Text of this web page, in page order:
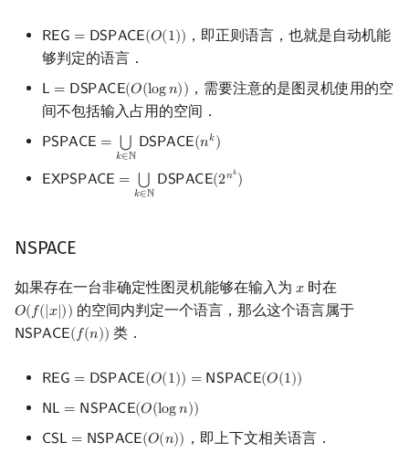
𝖱𝖤𝖦 = 𝖣𝖲𝖯𝖠𝖢𝖤(𝑂(1))
REG=DSPACE(O(1))
，即正则语言，也就是自动机能
够判定的语言．
𝖫 = 𝖣𝖲𝖯𝖠𝖢𝖤(𝑂(log𝑛))
L =DSPACE(O(logn))
，需要注意的是图灵机使用的空
间不包括输入占用的空间．
𝖯𝖲𝖯𝖠𝖢𝖤 = ⋃
𝑘∈ℕ
𝖣𝖲𝖯𝖠𝖢𝖤(𝑛𝑘)
PSPACE= ⋃k ∈N DSPACE(nk)
𝖤𝖷𝖯𝖲𝖯𝖠𝖢𝖤 = ⋃
𝑘∈ℕ
𝖣𝖲𝖯𝖠𝖢𝖤(2𝑛𝑘)
EXPSPACE= ⋃k ∈N DSPACE(2nk
NSPACE
如果存在一台非确定性图灵机能够在输入为 𝑥
x 时在
𝑂(𝑓(|𝑥|))
O(f(| x|) ) 的空间内判定一个语言，那么这个语言属于
𝖭𝖲𝖯𝖠𝖢𝖤(𝑓(𝑛))
NSPACE(f(n)) 类．
𝖱𝖤𝖦 = 𝖣𝖲𝖯𝖠𝖢𝖤(𝑂(1)) = 𝖭𝖲𝖯𝖠𝖢𝖤(𝑂(1))
REG=DSPACE(O(1))=NSPACE(O(1))
𝖭𝖫 = 𝖭𝖲𝖯𝖠𝖢𝖤(𝑂(log𝑛))
NL =NSPACE(O(logn))
𝖢𝖲𝖫 = 𝖭𝖲𝖯𝖠𝖢𝖤(𝑂(𝑛))
CSL=NSPACE(O(n)) ，即上下文相关语言．